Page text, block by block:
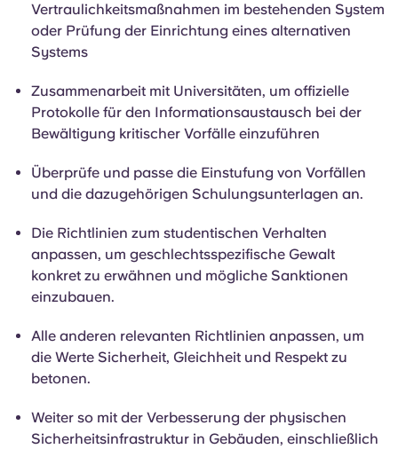
Vertraulichkeitsmaßnahmen im bestehenden System
oder Prüfung der Einrichtung eines alternativen
Systems
Zusammenarbeit mit Universitäten, um offizielle
Protokolle für den Informationsaustausch bei der
Bewältigung kritischer Vorfälle einzuführen
Überprüfe und passe die Einstufung von Vorfällen
und die dazugehörigen Schulungsunterlagen an.
Die Richtlinien zum studentischen Verhalten
anpassen, um geschlechtsspezifische Gewalt
konkret zu erwähnen und mögliche Sanktionen
einzubauen.
Alle anderen relevanten Richtlinien anpassen, um
die Werte Sicherheit, Gleichheit und Respekt zu
betonen.
Weiter so mit der Verbesserung der physischen
Sicherheitsinfrastruktur in Gebäuden, einschließlich